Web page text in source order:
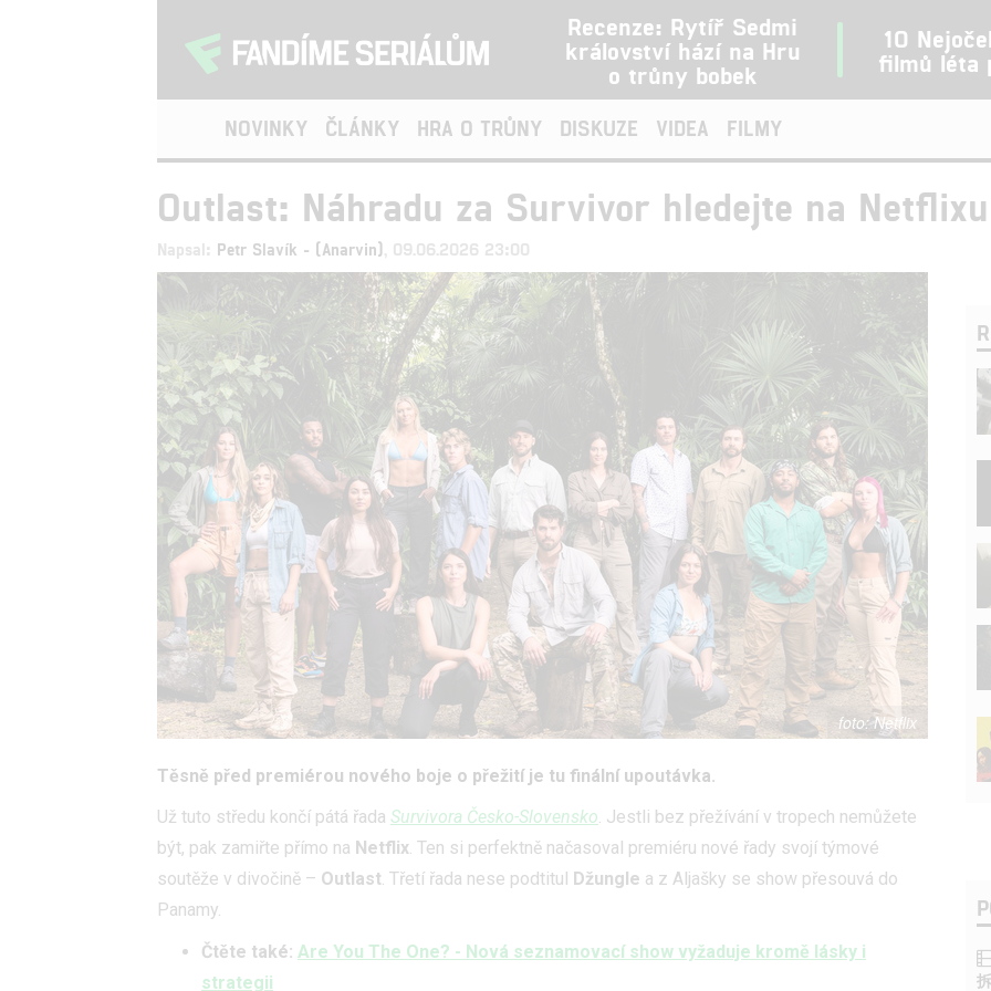
Recenze: Rytíř Sedmi
království hází na Hru
o trůny bobek
10
filmů léta
NOVINKY ČLÁNKY HRA O TRŮNY DISKUZE VIDEA FILMY
Outlast: Náhradu za Survivor hledejte na Netflixu
Napsal: Petr Slavík - (Anarvin) , 09.06.2026 23:00
Netflix
Těsně před premiérou nového boje o přežití je tu finální upoutávka.
Už tuto středu končí pátá řada Survivora Česko-Slovensko. Jestli bez přežívání v tropech nemůžete
být, pak zamiřte přímo na Netflix. Ten si perfektně načasoval premiéru nové řady svojí týmové
soutěže v divočině – Outlast. Třetí řada nese podtitul Džungle a z Aljašky se show přesouvá do
Panamy.
Čtěte také: Are You The One? - Nová seznamovací show vyžaduje kromě lásky i
strategii